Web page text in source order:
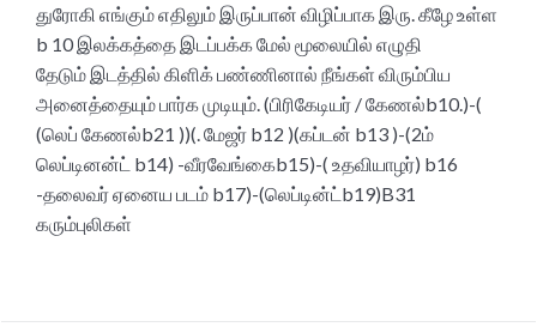
துரோகி எங்கும் எதிலும் இருப்பான் விழிப்பாக இரு. கீழே உள்ள
b 10 இலக்கத்தை இடப்பக்க மேல் மூலையில் எழுதி
தேடும் இடத்தில் கிளிக் பண்ணினால் நீங்கள் விரும்பிய
அனைத்தையும் பார்க முடியும். (பிரிகேடியர் / கேணல்b10.)-(
(லெப் கேணல்b21 ))(. மேஜர் b12 )(கப்டன் b13 )-(2ம்
லெப்டினன்ட் b14) -வீரவேங்கைb15)-( உதவியாழர்) b16
-தலைவர் ஏனைய படம் b17)-(லெப்டின்ட்b19)B31
கரும்புலிகள்